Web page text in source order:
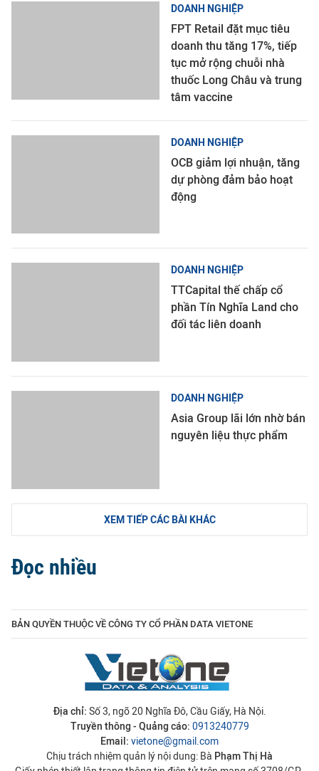
DOANH NGHIỆP
FPT Retail đặt mục tiêu
doanh thu tăng 17%, tiếp
tục mở rộng chuỗi nhà
thuốc Long Châu và trung
tâm vaccine
DOANH NGHIỆP
OCB giảm lợi nhuận, tăng
dự phòng đảm bảo hoạt
động
DOANH NGHIỆP
TTCapital thế chấp cổ
phần Tín Nghĩa Land cho
đối tác liên doanh
DOANH NGHIỆP
Asia Group lãi lớn nhờ bán
nguyên liệu thực phẩm
XEM TIẾP CÁC BÀI KHÁC
Đọc nhiều
BẢN QUYỀN THUỘC VỀ CÔNG TY CỔ PHẦN DATA VIETONE
Địa chỉ: Số 3, ngõ 20 Nghĩa Đô, Cầu Giấy, Hà Nội.
Truyền thông - Quảng cáo: 0913240779
Email: vietone@gmail.com
Chịu trách nhiệm quản lý nội dung: Bà Phạm Thị Hà